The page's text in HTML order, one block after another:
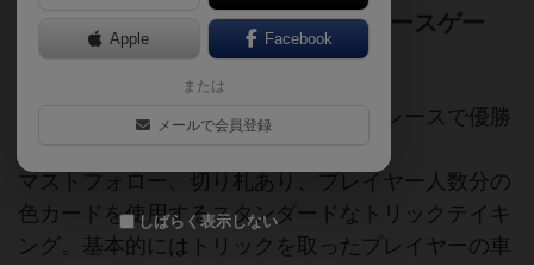
可愛い猫たちが織りなすトリテ×レースゲー
ム！
可愛い猫のドライバーになって、カーレースで優勝
マストフォロー、切り札あり、プレイヤー人数分の
色カードを使用するスタンダードなトリックテイキ
ング。基本的にはトリックを取ったプレイヤーの車
Apple Facebook
または
メールで会員登録
しばらく表示しない